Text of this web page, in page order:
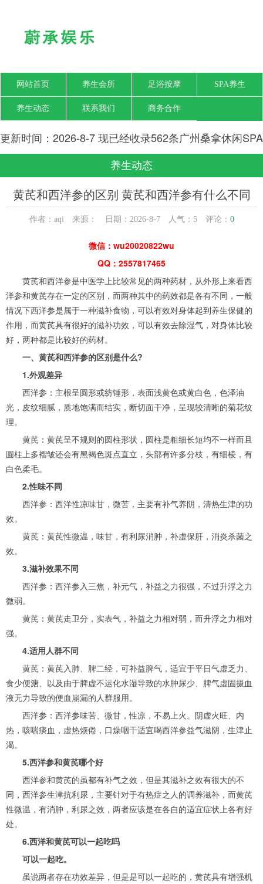
网站首页 养生会所 足浴按摩 SPA养生
养生动态 联系我们 商务合作
更新时间：2026-8-7 现已经收录562条广州桑拿休闲SPA
会所-广州梦瑶养生网信息
养生动态
黄芪和西洋参的区别 黄芪和西洋参有什么不同
作者：aqi 来源： 日期：2026-8-7 人气： 5评论： 0
微信：wu20020822wu
QQ：2557817465
黄芪和西洋参是中医学上比较常见的两种药材，从外形上来看西
洋参和黄芪存在一定的区别，而两种其中的药效都是各有不同，一般
情况下西洋参是属于一种滋补食物，可以有效对身体起到养生保健的
作用，而黄芪具有很好的滋补功效，可以有效去除湿气，对身体比较
好，两种都是比较好的药材。
一、黄芪和西洋参的区别是什么?
1.外观差异
西洋参：主根呈圆形或纺锤形，表面浅黄色或黄白色，色泽油
光，皮纹细腻，质地饱满而结实，断切面干净，呈现较清晰的菊花纹
理。
黄芪：黄芪呈不规则的圆柱形状，圆柱是粗细长短均不一样而且
圆柱上多褶皱还会有黑褐色斑点直立，头部有许多分枝，有细棱，有
白色柔毛。
2.性味不同
西洋参：西洋性凉味甘，微苦，主要有补气养阴，清热生津的功
效。
黄芪：黄芪性微温，味甘，有利尿消肿，补虚保肝，消炎杀菌之
效。
3.滋补效果不同
西洋参：西洋参入三焦，补元气，补益之力很强，不过升浮之力
微弱。
黄芪：黄芪走卫分，实表气，补益之力相对弱，而升浮之力相对
强。
4.适用人群不同
黄芪：黄芪入肺、脾二经，可补益脾气，适宜于平日气虚乏力、
食少便溏、以及由于脾虚不运化水湿导致的水肿尿少、脾气虚固摄血
液无力导致的便血崩漏的人群服用。
西洋参：西洋参味苦、微甘，性凉，不易上火。阴虚火旺、内
热，咳喘痰血，虚热烦倦，口燥咽干适宜喝西洋参益气滋阴，生津止
渴。
5.西洋参和黄芪哪个好
西洋参和黄芪的虽都有补气之效，但是其滋补之效有很大的不
同，西洋参生津抗利尿，主要针对于有热症之人的调养滋补，而黄芪
性微温，有消肿，利尿之效，两者应该是在各自的适宜症状上各有好
处。
6.西洋和黄芪可以一起吃吗
可以一起吃。
虽说两者存在功效差异，但是是可以一起吃的，黄芪具有增强机